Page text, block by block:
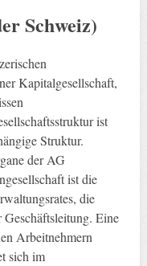
Schweiz)
Kapitalgesellschaft,
ist
Struktur.
der AG
ist die
die
Eine
Arbeitnehmern
sich im